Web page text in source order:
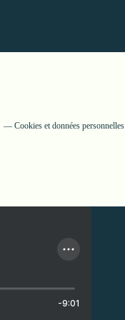
Cookies et données personnelles
-9:01